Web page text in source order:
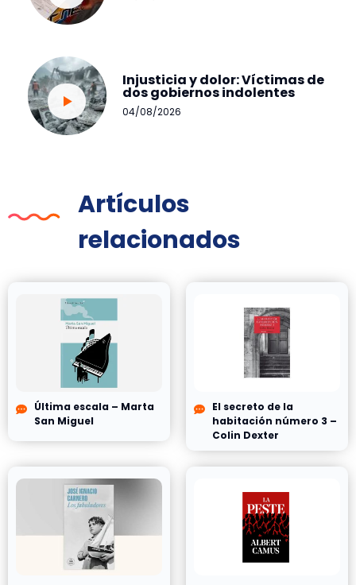
Injusticia y dolor: Víctimas de
dos gobiernos indolentes
04/08/2026
Artículos
relacionados
Última escala – Marta
San Miguel
El secreto de la
habitación número 3 –
Colin Dexter